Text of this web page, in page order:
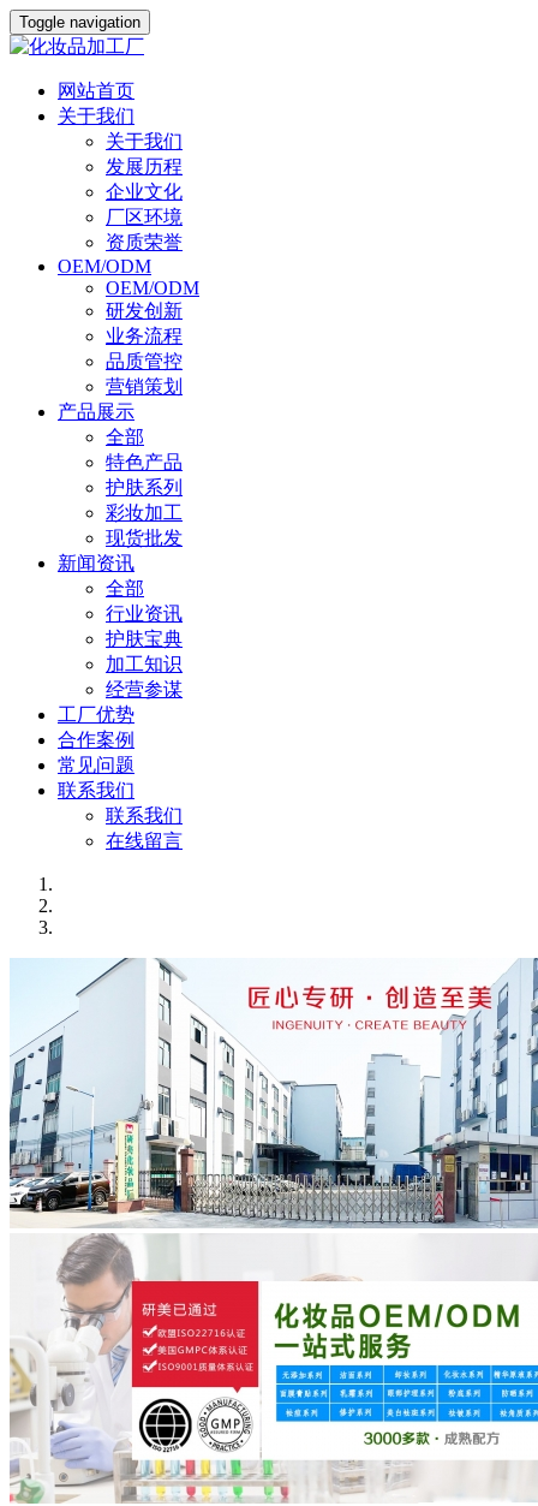
Toggle navigation
网站首页
关于我们
关于我们
发展历程
企业文化
厂区环境
资质荣誉
OEM/ODM
OEM/ODM
研发创新
业务流程
品质管控
营销策划
产品展示
全部
特色产品
护肤系列
彩妆加工
现货批发
新闻资讯
全部
行业资讯
护肤宝典
加工知识
经营参谋
工厂优势
合作案例
常见问题
联系我们
联系我们
在线留言